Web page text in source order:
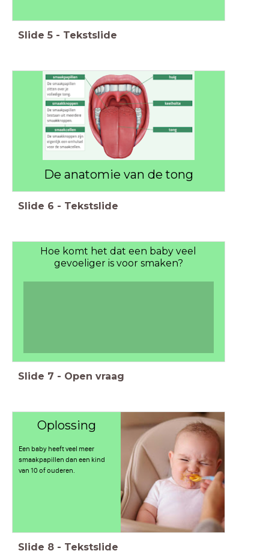
Slide 5 - Tekstslide
De anatomie van de tong
Slide 6 - Tekstslide
Hoe komt het dat een baby veel
gevoeliger is voor smaken?
Slide 7 - Open vraag
Oplossing
Een baby heeft veel meer
smaakpapillen dan een kind
van 10 of ouderen.
Slide 8 - Tekstslide